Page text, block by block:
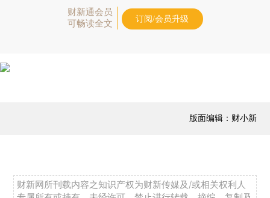
财新通会员
可畅读全文
订阅/会员升级
版面编辑：财小新
财新网所刊载内容之知识产权为财新传媒及/或相关权利人